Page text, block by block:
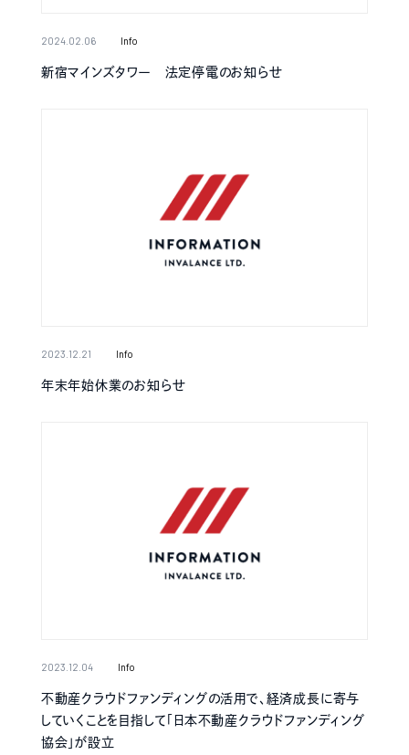
2024.02.06 Info
新宿マインズタワー 法定停電のお知らせ
2023.12.21 Info
年末年始休業のお知らせ
2023.12.04 Info
不動産クラウドファンディングの活用で、経済成長に寄与
していくことを目指して「日本不動産クラウドファンディング
協会」が設立